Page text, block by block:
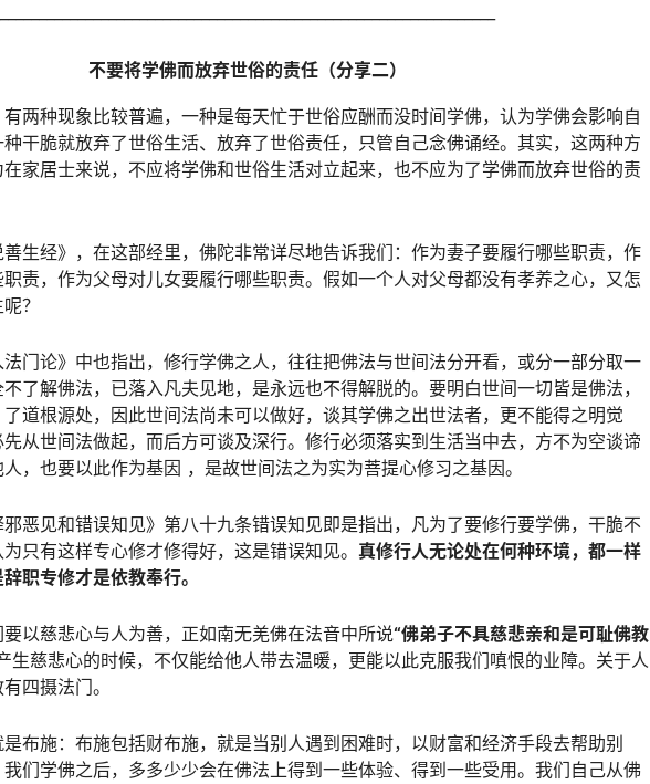
不要将学佛而放弃世俗的责任（分享二）
两种现象比较普遍，一种是每天忙于世俗应酬而没时间学佛，认为学佛会影响自
干脆就放弃了世俗生活、放弃了世俗责任，只管自己念佛诵经。其实，这两种方
家居士来说，不应将学佛和世俗生活对立起来，也不应为了学佛而放弃世俗的责
生经》，在这部经里，佛陀非常详尽地告诉我们：作为妻子要履行哪些职责，作
责，作为父母对儿女要履行哪些职责。假如一个人对父母都没有孝养之心，又怎
？
门论》中也指出，修行学佛之人，往往把佛法与世间法分开看，或分一部分取一
了解佛法，已落入凡夫见地，是永远也不得解脱的。要明白世间一切皆是佛法，
道根源处，因此世间法尚未可以做好，谈其学佛之出世法者，更不能得之明觉
从世间法做起，而后方可谈及深行。修行必须落实到生活当中去，方不为空谈谛
，也要以此作为基因 ，是故世间法之为实为菩提心修习之基因。
恶见和错误知见》第八十九条错误知见即是指出，凡为了要修行要学佛，干脆不
只有这样专心修才修得好，这是错误知见。 真修行人无论处在何种环境，都一样
职专修才是依教奉行。
以慈悲心与人为善，正如南无羌佛在法音中所说“佛弟子不具慈悲亲和是可耻佛教
生慈悲心的时候，不仅能给他人带去温暖，更能以此克服我们嗔恨的业障。关于人
四摄法门。
布施：布施包括财布施，就是当别人遇到困难时，以财富和经济手段去帮助别
们学佛之后，多多少少会在佛法上得到一些体验、得到一些受用。我们自己从佛